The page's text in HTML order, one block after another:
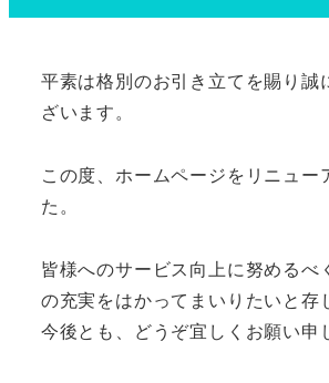
平素は格別のお引き立てを賜り誠
ざいます。
この度、ホームページをリニュー
た。
皆様へのサービス向上に努めるべ
の充実をはかってまいりたいと存
今後とも、どうぞ宜しくお願い申